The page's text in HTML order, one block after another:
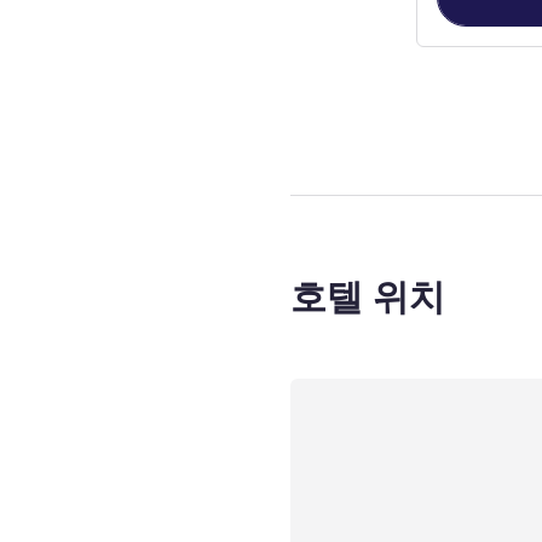
호텔 위치